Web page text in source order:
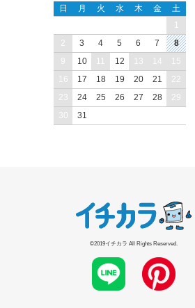
日 月 火 水 木 金
土
2 3 4 5 6 7 8
9 10 12 13 14 15
16 17 18 19 20 21 22
23 24 25 26 27 28 29
30 31
©2019イチカラ All Rights Reserved.